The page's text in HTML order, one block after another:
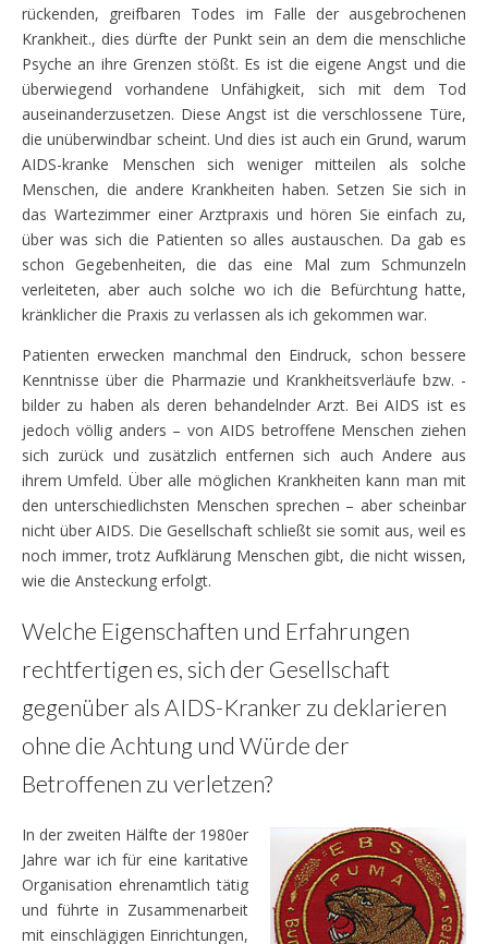
rückenden, greifbaren Todes im Falle der ausgebrochenen
Krankheit., dies dürfte der Punkt sein an dem die menschliche
Psyche an ihre Grenzen stößt. Es ist die eigene Angst und die
überwiegend vorhandene Unfähigkeit, sich mit dem Tod
auseinanderzusetzen. Diese Angst ist die verschlossene Türe,
die unüberwindbar scheint. Und dies ist auch ein Grund, warum
AIDS-kranke Menschen sich weniger mitteilen als solche
Menschen, die andere Krankheiten haben. Setzen Sie sich in
das Wartezimmer einer Arztpraxis und hören Sie einfach zu,
über was sich die Patienten so alles austauschen. Da gab es
schon Gegebenheiten, die das eine Mal zum Schmunzeln
verleiteten, aber auch solche wo ich die Befürchtung hatte,
kränklicher die Praxis zu verlassen als ich gekommen war.
Patienten erwecken manchmal den Eindruck, schon bessere
Kenntnisse über die Pharmazie und Krankheitsverläufe bzw. -
bilder zu haben als deren behandelnder Arzt. Bei AIDS ist es
jedoch völlig anders – von AIDS betroffene Menschen ziehen
sich zurück und zusätzlich entfernen sich auch Andere aus
ihrem Umfeld. Über alle möglichen Krankheiten kann man mit
den unterschiedlichsten Menschen sprechen – aber scheinbar
nicht über AIDS. Die Gesellschaft schließt sie somit aus, weil es
noch immer, trotz Aufklärung Menschen gibt, die nicht wissen,
wie die Ansteckung erfolgt.
Welche Eigenschaften und Erfahrungen
rechtfertigen es, sich der Gesellschaft
gegenüber als AIDS-Kranker zu deklarieren
ohne die Achtung und Würde der
Betroffenen zu verletzen?
In der zweiten Hälfte der 1980er
Jahre war ich für eine karitative
Organisation ehrenamtlich tätig
und führte in Zusammenarbeit
mit einschlägigen Einrichtungen,